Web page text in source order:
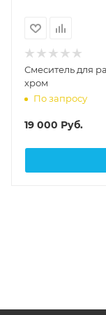
Смеситель для
хром
По запросу
19 000 Руб.